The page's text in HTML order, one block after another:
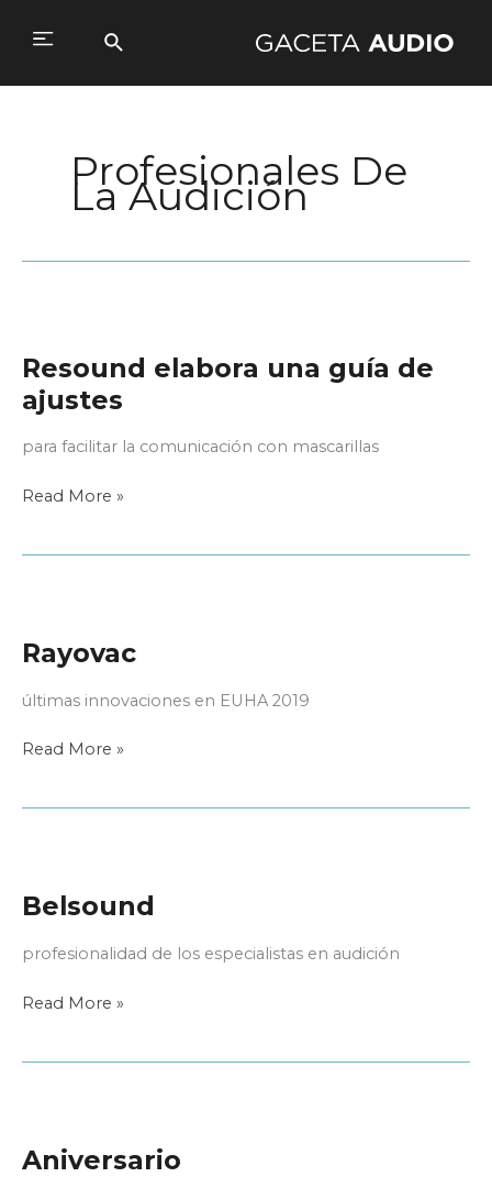
Buscar
Profesionales De
La Audición
Resound elabora una guía de
ajustes
para facilitar la comunicación con mascarillas
Resound
Read More »
Rayovac
últimas innovaciones en EUHA 2019
Rayovac
Read More »
Belsound
profesionalidad de los especialistas en audición
Belsound
Read More »
Aniversario